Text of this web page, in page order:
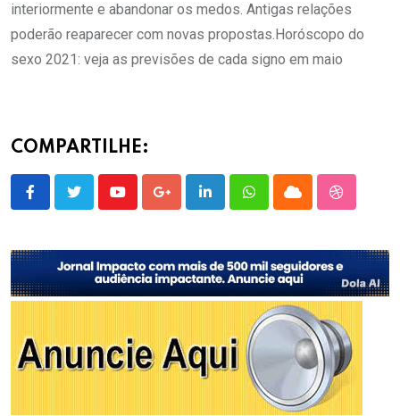
interiormente e abandonar os medos. Antigas relações
poderão reaparecer com novas propostas.Horóscopo do
sexo 2021: veja as previsões de cada signo em maio
COMPARTILHE:
YoutubeGoogle+LinkedInWhatsappCloud